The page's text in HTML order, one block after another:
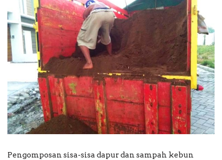
Pengomposan sisa-sisa dapur dan sampah kebun